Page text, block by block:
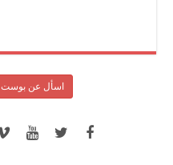
اسأل عن بوست